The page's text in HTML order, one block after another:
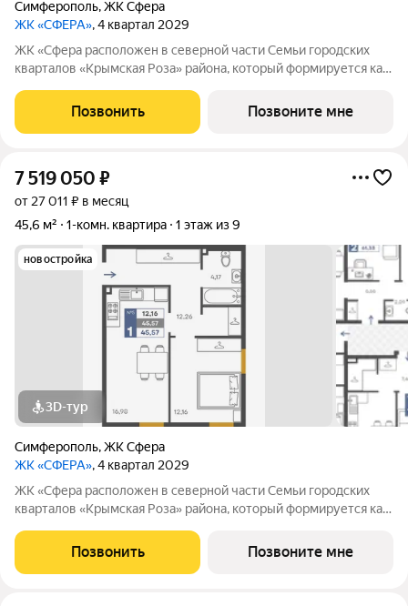
Симферополь,ЖК Сфера
ЖК «СФЕРА», 4 квартал 2029
ЖК «Сфера расположен в северной части Семьи городских
кварталов «Крымская Роза» района, который формируется как
«Сфера» состоит из восьми домов высотой в 8 и 9 этажей.
Выбор для тех, кто смотрит
Позвонить Позвоните мне
7 519 050 ₽
от 27 011 ₽ в месяц
45,6 м²
1-комн. квартира 1 этаж из 9
новостройка
3D-тур
Симферополь,ЖК Сфера
ЖК «СФЕРА», 4 квартал 2029
ЖК «Сфера расположен в северной части Семьи городских
кварталов «Крымская Роза» района, который формируется как
«Сфера» состоит из восьми домов высотой в 8 и 9 этажей.
Выбор для тех, кто смотрит
Позвонить Позвоните мне